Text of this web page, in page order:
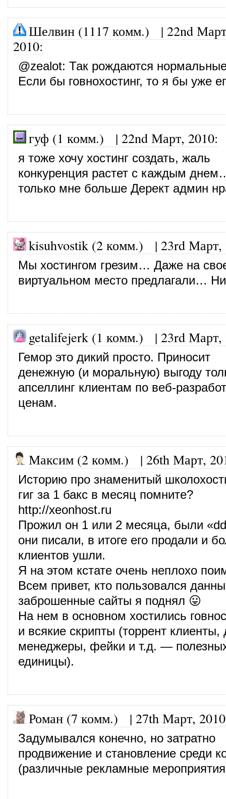
Шелвин (1117 комм.) | 22nd
2010:
@zealot: Так рождаются
Если бы говнохостинг, то я бы уже
гуф (1 комм.) | 22nd Март, 2010:
я тоже хочу хостинг создать, жаль
конкуренция растет с каждым
только мне больше Дерект админ
kisuhvostik (2 комм.) | 23rd Март,
Мы хостингом грезим… Даже на
виртуальном место предлагали…
getalifejerk (1 комм.) | 23rd Март,
Гемор это дикий просто. Приносит
денежную (и моральную) выгоду
апселлинг клиентам по веб-
ценам.
Максим (2 комм.) | 26th Март,
Историю про знаменитый
гиг за 1 бакс в месяц помните?
http://xeonhost.ru
Прожил он 1 или 2 месяца, были
они писали, в итоге его продали и
клиентов ушли.
Я на этом кстате очень неплохо
Всем привет, кто пользовался
заброшенные сайты я поднял 😛
На нем в основном хостились
и всякие скрипты (торрент клиенты,
менеджеры, фейки и т.д. —
единицы).
Роман (7 комм.) | 27th Март, 2010
Задумывался конечно, но затратно
продвижение и становление среди
(различные рекламные